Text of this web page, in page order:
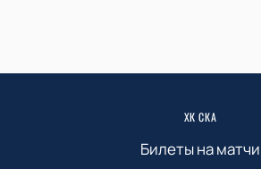
ХК СКА
Билеты на матчи